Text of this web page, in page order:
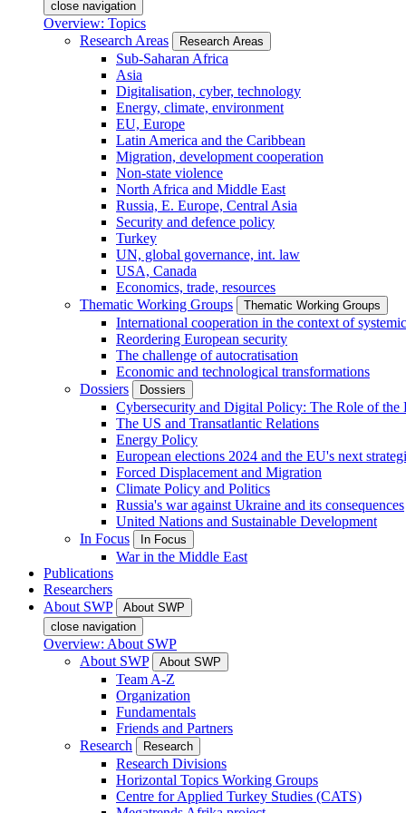
close navigation
Overview: Topics
Research Areas
Research Areas
Sub-Saharan Africa
Asia
Digitalisation, cyber, technology
Energy, climate, environment
EU, Europe
Latin America and the Caribbean
Migration, development cooperation
Non-state violence
North Africa and Middle East
Russia, E. Europe, Central Asia
Security and defence policy
Turkey
UN, global governance, int. law
USA, Canada
Economics, trade, resources
Thematic Working Groups
Thematic Working Groups
International cooperation in the context of
Reordering European security
The challenge of autocratisation
Economic and technological transformations
Dossiers
Dossiers
Cybersecurity and Digital Policy: The Role of
The US and Transatlantic Relations
Energy Policy
European elections 2024 and the EU's next
Forced Displacement and Migration
Climate Policy and Politics
Russia's war against Ukraine and its consequences
United Nations and Sustainable Development
In Focus
In Focus
War in the Middle East
Publications
Researchers
About SWP
About SWP
close navigation
Overview: About SWP
About SWP
About SWP
Team A-Z
Organization
Fundamentals
Friends and Partners
Research
Research
Research Divisions
Horizontal Topics Working Groups
Centre for Applied Turkey Studies (CATS)